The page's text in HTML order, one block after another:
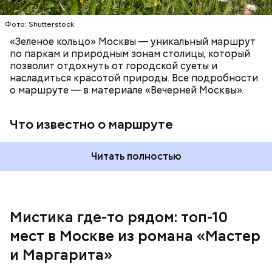
Фото: Shutterstock
«Зеленое кольцо» Москвы — уникальный маршрут
по паркам и природным зонам столицы, который
позволит отдохнуть от городской суеты и
насладиться красотой природы. Все подробности
о маршруте — в материале «Вечерней Москвы».
Что известно о маршруте
Читать полностью
Мистика где-то рядом: топ-10
мест в Москве из романа «Мастер
и Маргарита»
На данный момент квартира на Большой Садовой
стала Музеем Булгакова. В ней воссоздана
атмосфера жизни и быта начала ХХ века с большим
Патриаршие пруды
Внутри Мавзолея находится траурный зал, где
покоится тело Ленина. Он оформлен в темных и
красных тонах. Тело Владимира Ильича
подсвечивают 14 лампочек розового спектра,
Московский зоопарк